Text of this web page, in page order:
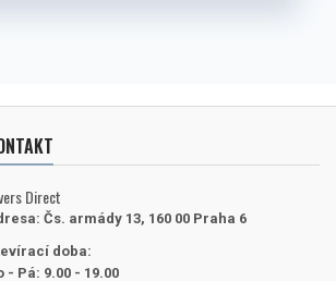
Direct
Čs. armády 13, 160 00 Praha 6
doba:
- Pá: 9.00 - 19.00